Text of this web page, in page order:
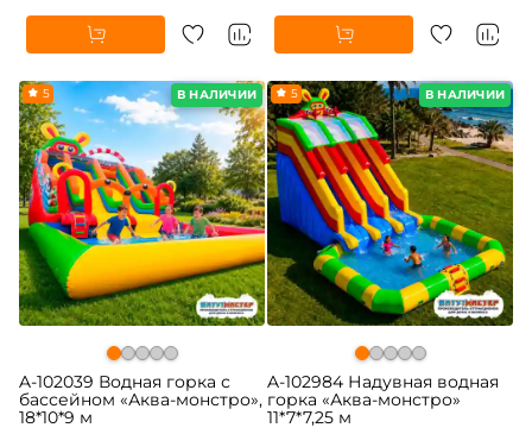
В НАЛИЧИИ
5
A-102039 Водная горка с
бассейном «Аква-монстро»,
18*10*9 м
В НАЛИЧИИ
5
A-102984 Надувная водная
горка «Аква-монстро»
11*7*7,25 м